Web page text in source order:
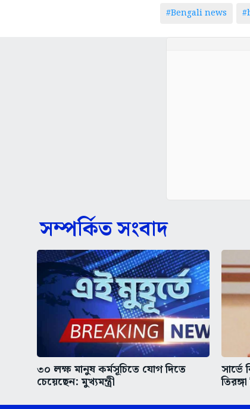
#Bengali news
সম্পর্কিত সংবাদ
৩০ লক্ষ মানুষ কর্মসূচিতে যোগ দিতে
চেয়েছেন: মুখ্যমন্ত্রী
সার্ভে